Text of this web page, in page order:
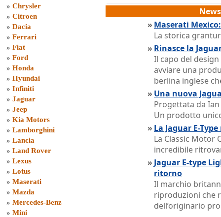
» Chrysler
» Citroen
» Dacia
» Ferrari
» Fiat
» Ford
» Honda
» Hyundai
» Infiniti
» Jaguar
» Jeep
» Kia Motors
» Lamborghini
» Lancia
» Land Rover
» Lexus
» Lotus
» Maserati
» Mazda
» Mercedes-Benz
» Mini
» Maserati
La storica
» Rinasce la
Il capo del
avviare una
berlina inglese
» Una nuova
Progettata da
Un prodotto
» La Jaguar E-
La Classic Motor
incredibile
» Jaguar E-type
ritorno
Il marchio
riproduzioni che
dell’originario